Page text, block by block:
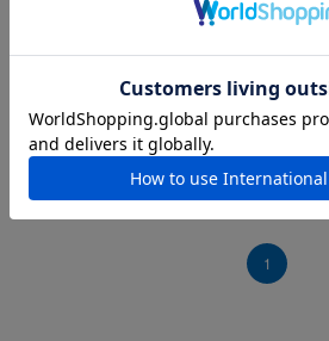
とても掴みやすいようで少し大きめも
掴んで遊んでいます。はっきりした色
いみたいです。
1